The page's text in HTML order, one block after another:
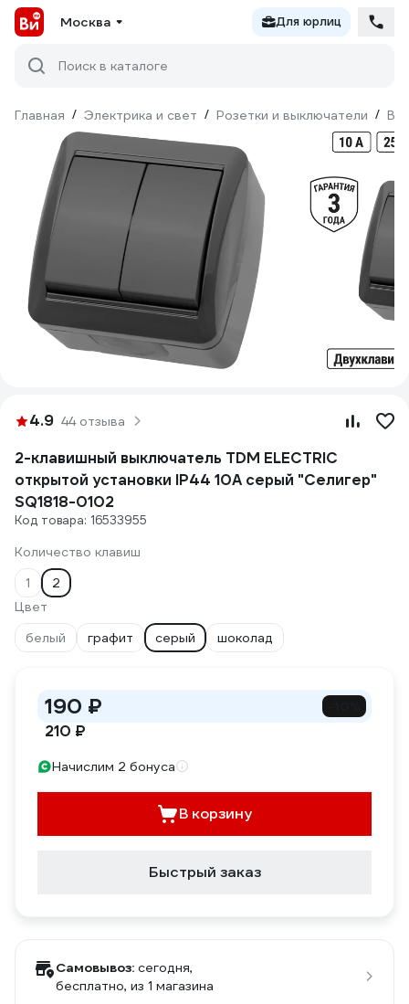
Москва Для юрлиц
Поиск в каталоге
Главная / Электрика и свет / Розетки и выключатели /
4.9 44 отзыва
2-клавишный выключатель TDM ELECTRIC
открытой установки IP44 10А серый "Селигер"
SQ1818-0102
Код товара: 16533955
Количество клавиш
1
2
Цвет
белый
графит серый шоколад
190 ₽
210 ₽
Начислим 2 бонуса
В корзину
Быстрый заказ
Самовывоз: сегодня,
бесплатно, из 1 магазина